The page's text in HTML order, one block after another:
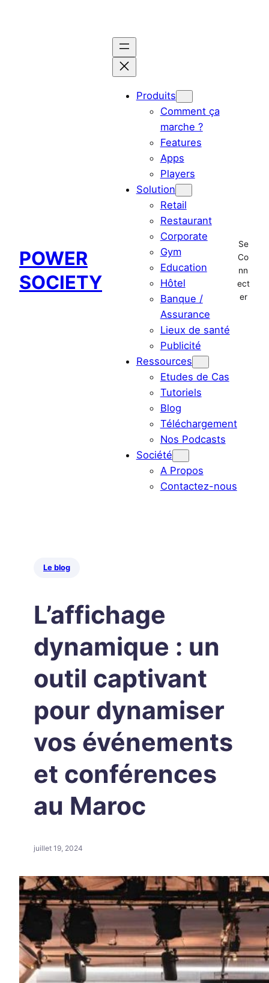
POWER
SOCIETY
Produits
Comment ça
marche ?
Features
Apps
Players
Solution
Retail
Restaurant
Corporate
Gym
Education
Hôtel
Banque /
Assurance
Lieux de santé
Publicité
Ressources
Etudes de Cas
Tutoriels
Blog
Téléchargement
Nos Podcasts
Société
A Propos
Contactez-nous
Se
Co
nn
ect
er
Le blog
L’affichage
dynamique : un
outil captivant
pour dynamiser
vos événements
et conférences
au Maroc
juillet 19, 2024